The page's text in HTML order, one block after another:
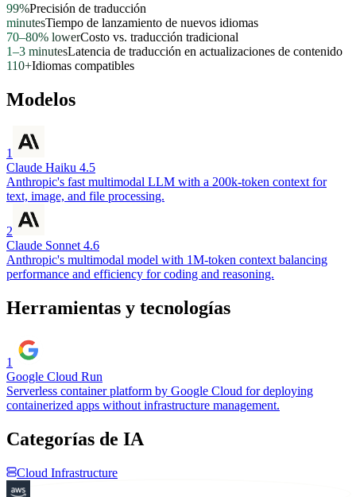
99%Precisión de traducción
minutesTiempo de lanzamiento de nuevos idiomas
70–80% lowerCosto vs. traducción tradicional
1–3 minutesLatencia de traducción en actualizaciones de contenido
110+Idiomas compatibles
Modelos
1
Claude Haiku 4.5
Anthropic's fast multimodal LLM with a 200k-token context for
text, image, and file processing.
2
Claude Sonnet 4.6
Anthropic's multimodal model with 1M-token context balancing
performance and efficiency for coding and reasoning.
Herramientas y tecnologías
1
Google Cloud Run
Serverless container platform by Google Cloud for deploying
containerized apps without infrastructure management.
Categorías de IA
Cloud Infrastructure